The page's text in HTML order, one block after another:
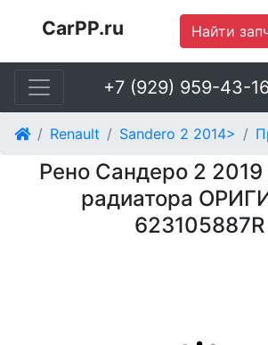
CarPP.ru Найти
+7 (929) 959-43-16
Renault Sandero 2 2014>
Рено Сандеро 2
радиатора
623105887R